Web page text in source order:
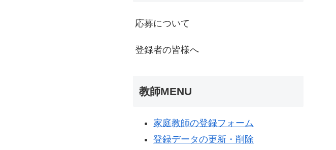
応募について
登録者の皆様へ
教師MENU
家庭教師の登録フォーム
登録データの更新・削除